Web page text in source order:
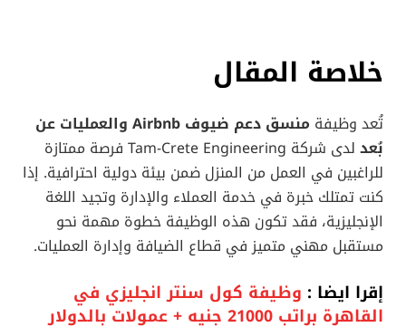
خلاصة المقال
تُعد وظيفة
منسق دعم ضيوف Airbnb والعمليات عن
بُعد
لدى شركة Tam-Crete Engineering فرصة ممتازة
للراغبين في العمل من المنزل ضمن بيئة دولية احترافية. إذا
كنت تمتلك خبرة في خدمة العملاء والإدارة وتجيد اللغة
الإنجليزية، فقد تكون هذه الوظيفة خطوة مهمة نحو
مستقبل مهني متميز في قطاع الضيافة وإدارة العمليات.
إقرا ايضا : وظيفة كول سنتر انجليزي في
القاهرة براتب 21000 جنيه + عمولات بالدولار